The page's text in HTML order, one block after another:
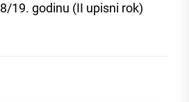
19. godinu (II upisni rok)